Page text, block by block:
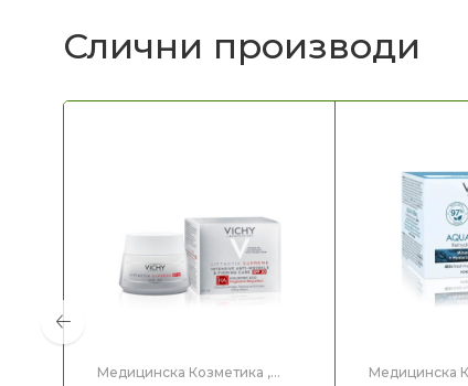
Слични производи
Медицинска Козметика ,
Медицинска